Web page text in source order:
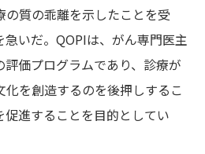
質の乖離を示したことを受
いだ。QOPIは、がん専門医主
価プログラムであり、診療が
化を創造するのを後押しするこ
促進することを目的としてい